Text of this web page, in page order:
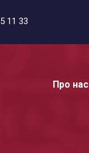
11 33
Про нас